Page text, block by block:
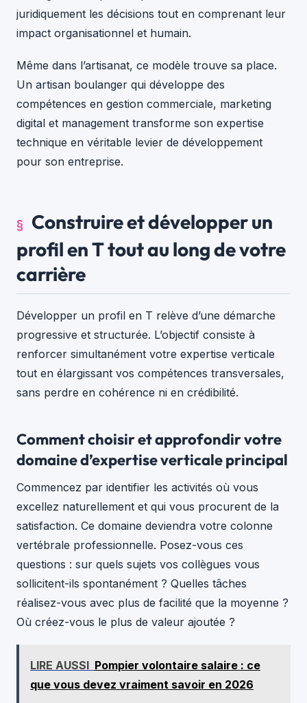
juridiquement les décisions tout en comprenant leur
impact organisationnel et humain.
Même dans l’artisanat, ce modèle trouve sa place.
Un artisan boulanger qui développe des
compétences en gestion commerciale, marketing
digital et management transforme son expertise
technique en véritable levier de développement
pour son entreprise.
Construire et développer un
profil en T tout au long de votre
carrière
Développer un profil en T relève d’une démarche
progressive et structurée. L’objectif consiste à
renforcer simultanément votre expertise verticale
tout en élargissant vos compétences transversales,
sans perdre en cohérence ni en crédibilité.
Comment choisir et approfondir votre
domaine d’expertise verticale principal
Commencez par identifier les activités où vous
excellez naturellement et qui vous procurent de la
satisfaction. Ce domaine deviendra votre colonne
vertébrale professionnelle. Posez-vous ces
questions : sur quels sujets vos collègues vous
sollicitent-ils spontanément ? Quelles tâches
réalisez-vous avec plus de facilité que la moyenne ?
Où créez-vous le plus de valeur ajoutée ?
LIRE AUSSI Pompier volontaire salaire : ce
que vous devez vraiment savoir en 2026